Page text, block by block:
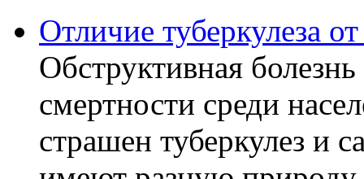
Отличие туберкулеза
Обструктивная
смертности среди
страшен туберкулез и